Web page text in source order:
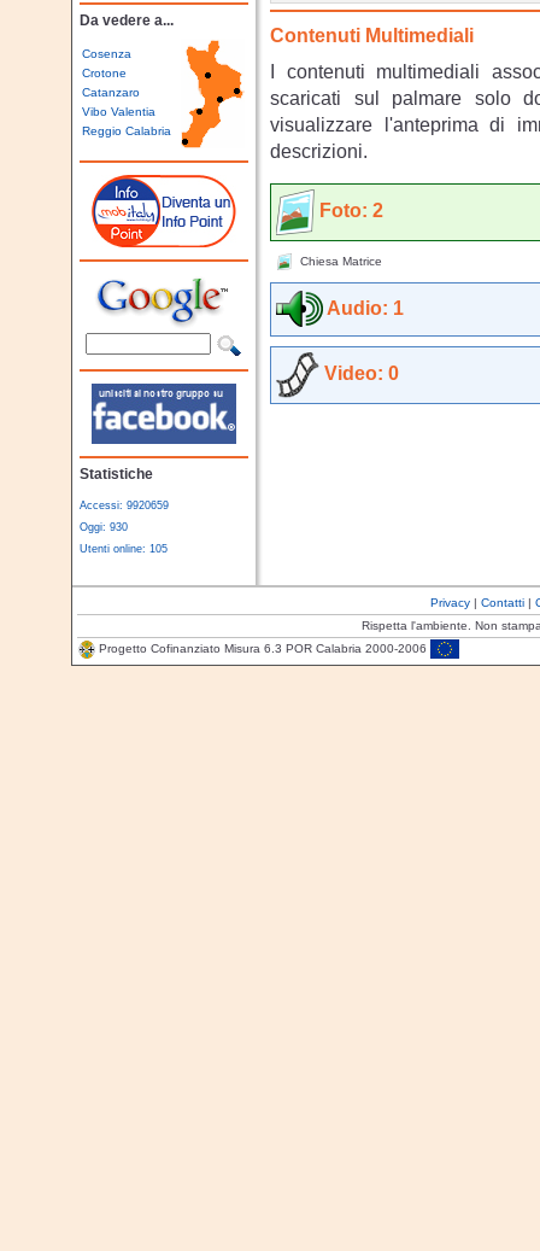
Da vedere a...
Cosenza
Crotone
Catanzaro
Vibo Valentia
Reggio Calabria
Statistiche
Accessi: 9920659
Oggi: 930
Utenti online: 105
Contenuti Multimediali
I contenuti multimediali
scaricati sul palmare solo
visualizzare l'anteprima di
descrizioni.
Foto: 2
Chiesa Matrice
Audio: 1
Video: 0
Privacy| Contatti|
Rispetta l'ambiente. Non
Progetto Cofinanziato Misura 6.3 POR Calabria 2000-2006